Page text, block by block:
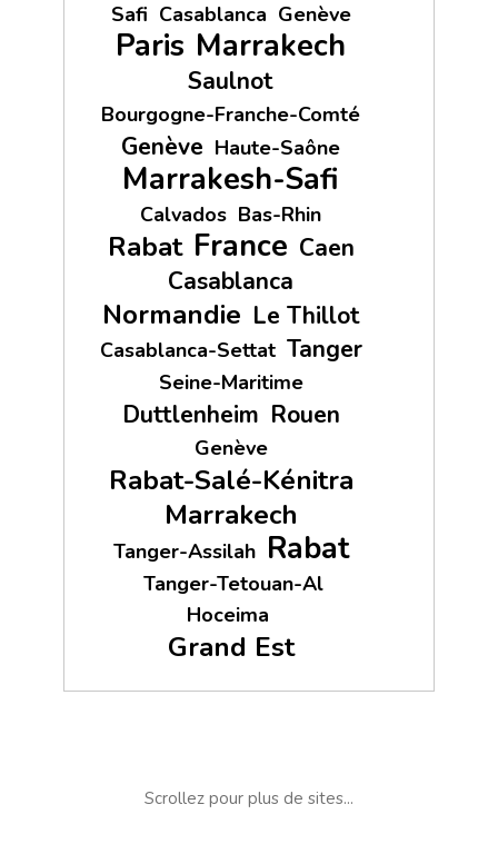
Safi Casablanca Genève
Paris Marrakech
Saulnot
Bourgogne-Franche-Comté
Genève Haute-Saône
Marrakesh-Safi
Calvados Bas-Rhin
Rabat France Caen
Casablanca
Normandie Le Thillot
Casablanca-Settat Tanger
Seine-Maritime
Duttlenheim Rouen
Genève
Rabat-Salé-Kénitra
Marrakech
Tanger-Assilah Rabat
Tanger-Tetouan-Al
Hoceima
Grand Est
Scrollez pour plus de sites...